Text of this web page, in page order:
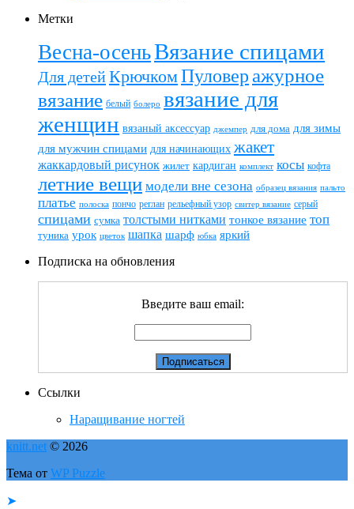
Метки
Весна-осеньВязание спицами
Для детейКрючкомПуловер ажурное
вязание белый болеро вязание для
женщин вязаный аксессуар джемпер для дома для зимы
для мужчин спицами для начинающих жакет
жаккардовый рисунок жилет кардиган комплект косы кофта
летние вещи модели вне сезона образец вязания пальто
платье полоска пончо реглан рельефный узор свитер вязание серый
спицами сумка толстыми нитками тонкое вязание топ
туника урок цветок шапка шарф юбка яркий
Подписка на обновления
Введите ваш email:
Ссылки
Наращивание ногтей
knitt.net © 2026
Тема от WP Puzzle
➤